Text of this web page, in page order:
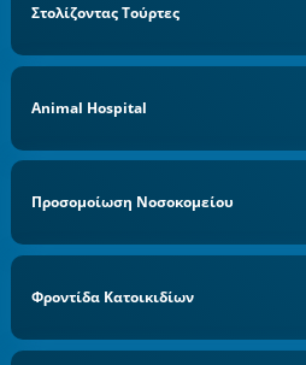
Στολίζοντας Τούρτες
Animal Hospital
Προσομοίωση Νοσοκομείου
Φροντίδα Κατοικιδίων